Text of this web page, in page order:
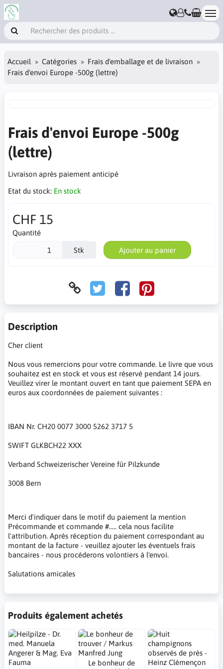
Accueil Catégories
Frais d'emballage et de livraison
Frais d'envoi Europe -500g (lettre)
Frais d'envoi Europe -500g
(lettre)
Livraison après paiement anticipé
Etat du stock: En stock
CHF 15
Quantité
Stk Ajouter au panier
Description
Cher client
Nous vous remercions pour votre commande. Le livre que vous
souhaitez est en stock et vous est réservé pendant 14 jours.
Veuillez virer le montant ouvert en tant que paiement SEPA en
euros aux coordonnées de paiement suivantes :
IBAN Nr. CH20 0077 3000 5262 3717 5
SWIFT GLKBCH22 XXX
Verband Schweizerischer Vereine für Pilzkunde
3008 Bern
Merci d'indiquer dans le motif du paiement la mention
Précommande et commande #..... cela nous facilite
l'attribution. Après réception du paiement correspondant au
montant de la facture - veuillez ajouter les éventuels frais
bancaires - nous procéderons volontiers à l'envoi.
Salutations amicales
Produits également achetés
Le bonheur de